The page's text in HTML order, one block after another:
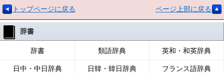
トップページに戻る ページ上部に戻る
辞書
辞書 類語辞典 英和・和英辞典
日中・中日辞典 日韓・韓日辞典 フランス語辞典